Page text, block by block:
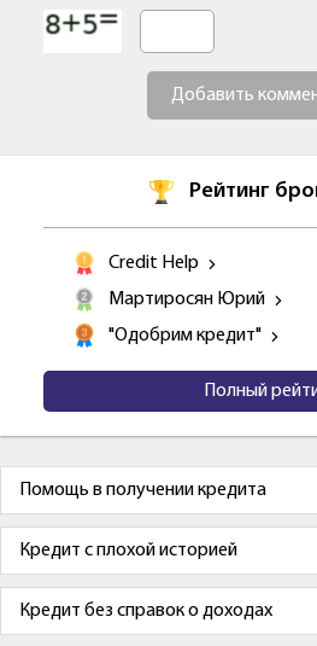
Добавить
Рейтинг
Credit Help
Мартиросян Юрий
"Одобрим кредит"
Полный
Помощь в получении кредита
Кредит с плохой историей
Кредит без справок о доходах